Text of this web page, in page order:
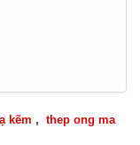
kẽm ,
thep ong ma